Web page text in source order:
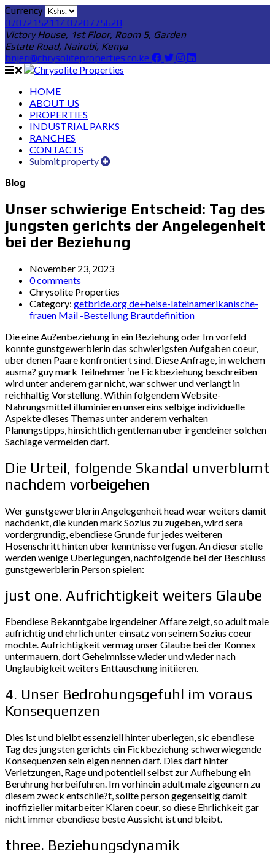
Currency
0707215211/ 0720775628
Victory House, 1st Floor, Room 5, Garden
Estate Road, Nairobi, Kenya
bnjeri@chrysoliteproperties.co.ke
HOME
ABOUT US
PROPERTIES
INDUSTRIAL PARKS
RANCHES
CONTACTS
Submit property
Blog
Unser schwierige Entscheid: Tag des
jungsten gerichts der Angelegenheit
bei der Beziehung
November 23, 2023
0 comments
Chrysolite Properties
Category: getbride.org de+heise-lateinamerikanische-
frauen Mail -Bestellung Brautdefinition
Die eine Au?enbeziehung in ein Beziehung oder Im vorfeld
konnte gunstgewerblerin das schwierigsten Aufgaben coeur,
uber denen Paare konfrontiert sind. Diese Anfrage, in welchem
ausma? guy mark Teilnehmer ‘ne Fickbeziehung beschreiben
wird unter anderem gar nicht, war schwer und verlangt in
reichhaltig Vorstellung. Within folgendem Website-
Nahrungsmittel illuminieren unsereins selbige individuelle
Aspekte dieses Themas unter anderem verhalten
Planungstipps, hinsichtlich gentleman uber irgendeiner solchen
Sachlage vermeiden darf.
Die Urteil, folgende Skandal unverblumt
nachdem vorbeigehen
Wer gunstgewerblerin Angelegenheit head wear weiters damit
nachdenkt, die kunden mark Sozius zu zugeben, wird sera
vordergrundig, ebendiese Grunde fur jedes weiteren
Hosenschritt hinten uber kenntnisse verfugen. An dieser stelle
werden wenige Uberlegungen, nachfolgende bei der Beschluss
gunstgewerblerin Person spielen:
just one. Aufrichtigkeit weiters Glaube
Ebendiese Bekanntgabe irgendeiner Affare zeigt, so adult male
aufrichtig und ehrlich unter einsatz von seinem Sozius coeur
mochte. Aufrichtigkeit vermag unser Glaube bei der Konnex
untermauern, dort Geheimnisse wieder und wieder nach
Unglaubigkeit weiters Enttauschung initiieren.
4. Unser Bedrohungsgefuhl im voraus
Konsequenzen
Dies ist und bleibt essenziell hinter uberlegen, sic ebendiese
Tag des jungsten gerichts ein Fickbeziehung schwerwiegende
Konsequenzen sein eigen nennen darf. Dies darf hinter
Verletzungen, Rage und potentiell selbst zur Aufhebung ein
Beruhrung herbeifuhren. Im vorhinein adult male zigeunern zu
diesem zweck entschlie?t, sollte person gegenseitig damit
inoffizieller mitarbeiter Klaren coeur, so diese Ehrlichkeit gar
nicht immer ebendiese beste Aussicht ist und bleibt.
three. Beziehungsdynamik